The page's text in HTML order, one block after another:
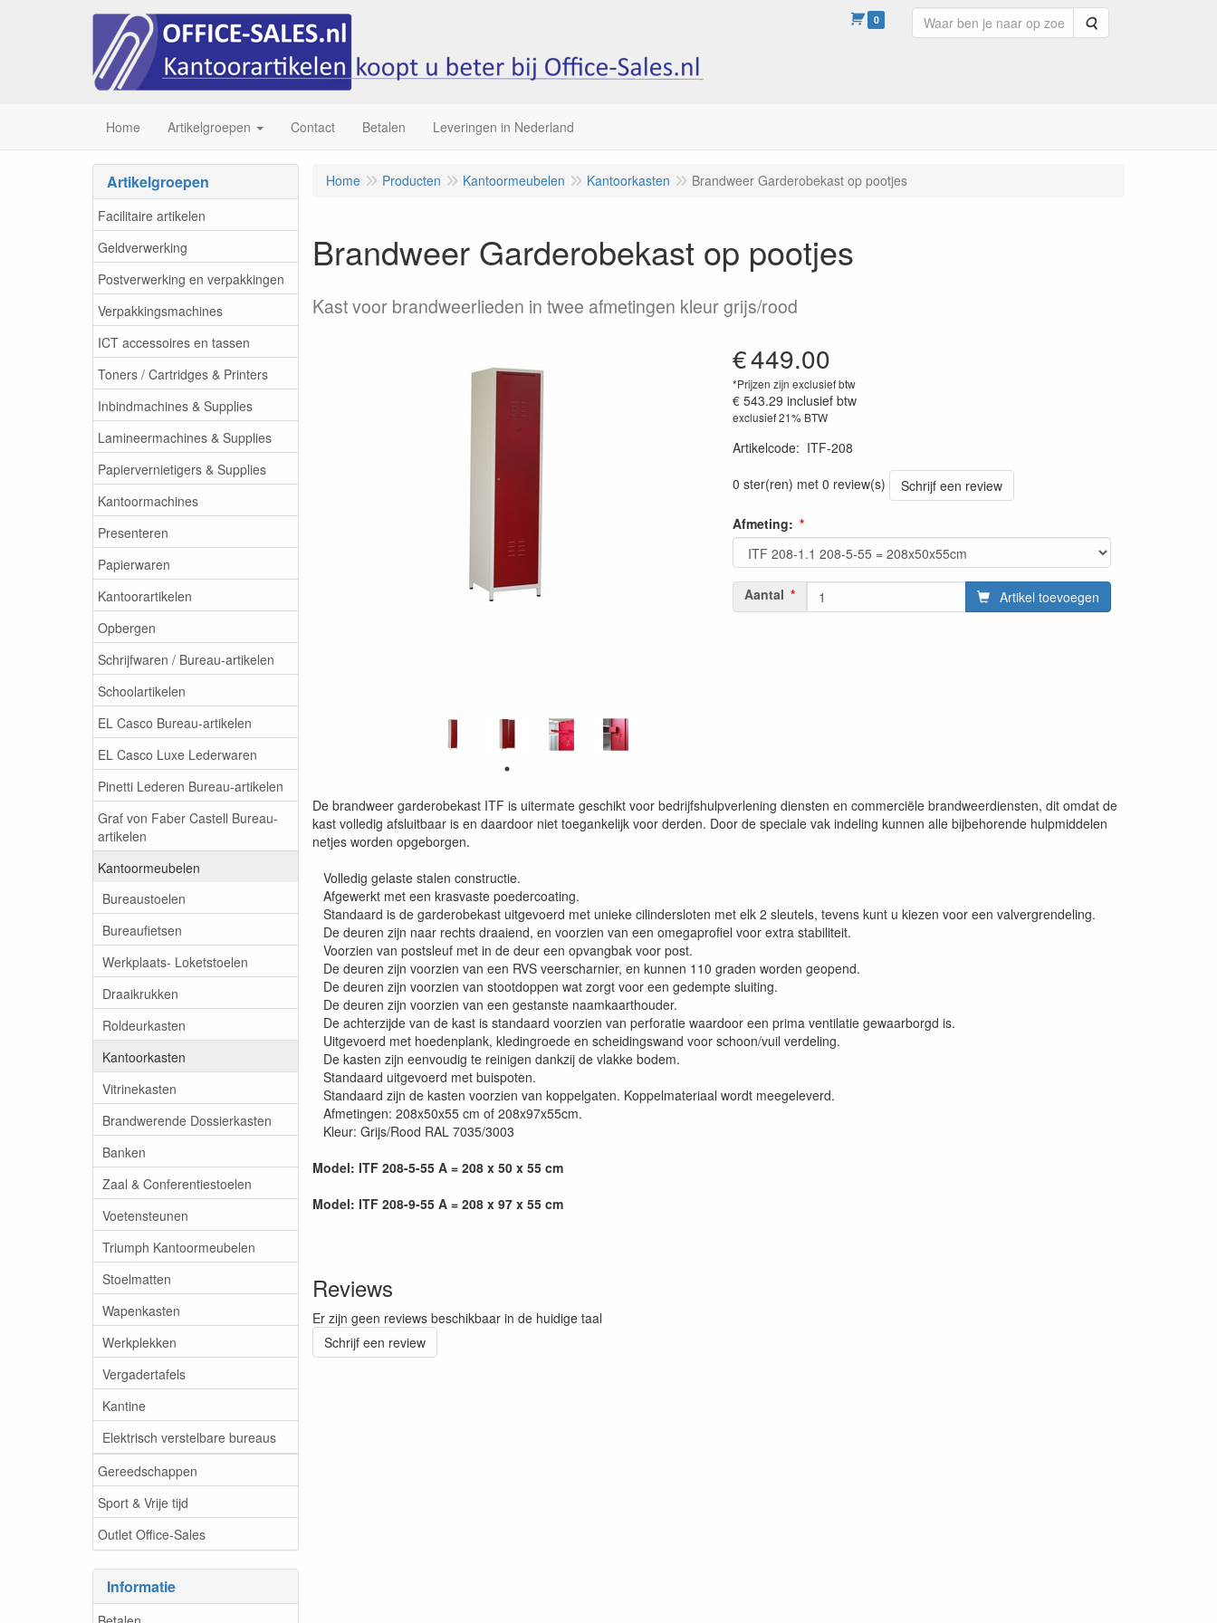
0 Zoeken
Home Artikelgroepen Contact Betalen Leveringen in Nederland
Artikelgroepen
Facilitaire artikelen
Geldverwerking
Postverwerking en verpakkingen
Verpakkingsmachines
ICT accessoires en tassen
Toners / Cartridges & Printers
Inbindmachines & Supplies
Lamineermachines & Supplies
Papiervernietigers & Supplies
Kantoormachines
Presenteren
Papierwaren
Kantoorartikelen
Opbergen
Schrijfwaren / Bureau-artikelen
Schoolartikelen
EL Casco Bureau-artikelen
EL Casco Luxe Lederwaren
Pinetti Lederen Bureau-artikelen
Graf von Faber Castell Bureau-
artikelen
Kantoormeubelen
Bureaustoelen
Bureaufietsen
Werkplaats- Loketstoelen
Draaikrukken
Roldeurkasten
Kantoorkasten
Vitrinekasten
Brandwerende Dossierkasten
Banken
Zaal & Conferentiestoelen
Voetensteunen
Triumph Kantoormeubelen
Stoelmatten
Wapenkasten
Werkplekken
Vergadertafels
Kantine
Elektrisch verstelbare bureaus
Gereedschappen
Sport & Vrije tijd
Outlet Office-Sales
Informatie
Home Producten Kantoormeubelen Kantoorkasten Brandweer Garderobekast op pootjes
Brandweer Garderobekast op pootjes
Kast voor brandweerlieden in twee afmetingen kleur grijs/rood
€449.00
*Prijzen zijn exclusief btw
€ 543.29 inclusief btw
exclusief 21% BTW
Artikelcode: ITF-208
0 ster(ren) met 0 review(s)
Schrijf een review
Afmeting:
Aantal Artikel toevoegen
De brandweer garderobekast ITF is uitermate geschikt voor bedrijfshulpverlening diensten en commerciële brandweerdiensten, dit omdat de
kast volledig afsluitbaar is en daardoor niet toegankelijk voor derden. Door de speciale vak indeling kunnen alle bijbehorende hulpmiddelen
netjes worden opgeborgen.
Volledig gelaste stalen constructie.
Afgewerkt met een krasvaste poedercoating.
Standaard is de garderobekast uitgevoerd met unieke cilindersloten met elk 2 sleutels, tevens kunt u kiezen voor een valvergrendeling.
De deuren zijn naar rechts draaiend, en voorzien van een omegaprofiel voor extra stabiliteit.
Voorzien van postsleuf met in de deur een opvangbak voor post.
De deuren zijn voorzien van een RVS veerscharnier, en kunnen 110 graden worden geopend.
De deuren zijn voorzien van stootdoppen wat zorgt voor een gedempte sluiting.
De deuren zijn voorzien van een gestanste naamkaarthouder.
De achterzijde van de kast is standaard voorzien van perforatie waardoor een prima ventilatie gewaarborgd is.
Uitgevoerd met hoedenplank, kledingroede en scheidingswand voor schoon/vuil verdeling.
De kasten zijn eenvoudig te reinigen dankzij de vlakke bodem.
Standaard uitgevoerd met buispoten.
Standaard zijn de kasten voorzien van koppelgaten. Koppelmateriaal wordt meegeleverd.
Afmetingen: 208x50x55 cm of 208x97x55cm.
Kleur: Grijs/Rood RAL 7035/3003
Model: ITF 208-5-55 A = 208 x 50 x 55 cm
Model: ITF 208-9-55 A = 208 x 97 x 55 cm
Reviews
Er zijn geen reviews beschikbaar in de huidige taal
Schrijf een review